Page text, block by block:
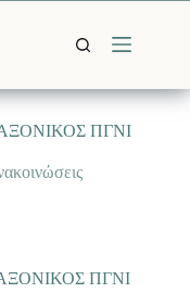
ΠΓΝΙ
ΠΓΝΙ